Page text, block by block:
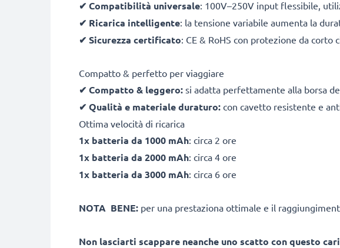
✔ Compatibilità universale: 100V–250V input flessibile,
✔ Ricarica intelligente: la tensione variabile aumenta la
✔ Sicurezza certificato: CE & RoHS con protezione da
Compatto & perfetto per viaggiare
✔ Compatto & leggero: si adatta perfettamente alla borsa
✔ Qualità e materiale duraturo: con cavetto resistente e
Ottima velocità di ricarica
1x batteria da 1000 mAh: circa 2 ore
1x batteria da 2000 mAh: circa 4 ore
1x batteria da 3000 mAh: circa 6 ore
NOTA BENE: per una prestaziona ottimale e il
Non lasciarti scappare neanche uno scatto con questo